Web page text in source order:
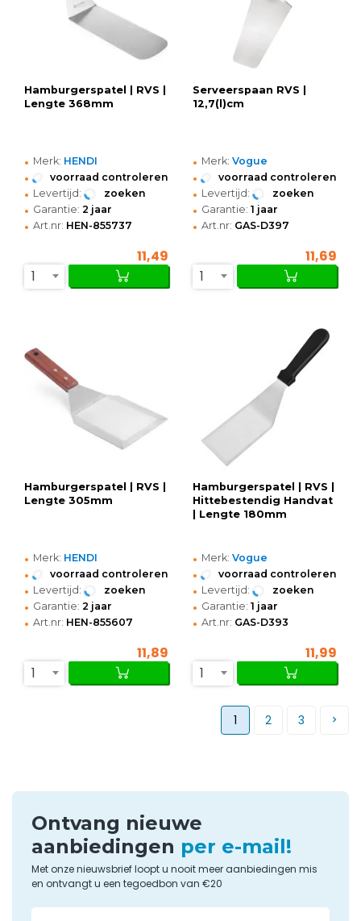
Hamburgerspatel | RVS |
Lengte 368mm
• Merk: HENDI
• voorraad controleren
• Levertijd: zoeken
• Garantie: 2 jaar
• Art.nr: HEN-855737
11,49
1
Serveerspaan RVS |
12,7(l)cm
• Merk: Vogue
• voorraad controleren
• Levertijd: zoeken
• Garantie: 1 jaar
• Art.nr: GAS-D397
11,69
1
Hamburgerspatel | RVS |
Lengte 305mm
• Merk: HENDI
• voorraad controleren
• Levertijd: zoeken
• Garantie: 2 jaar
• Art.nr: HEN-855607
11,89
1
Hamburgerspatel | RVS |
Hittebestendig Handvat
| Lengte 180mm
• Merk: Vogue
• voorraad controleren
• Levertijd: zoeken
• Garantie: 1 jaar
• Art.nr: GAS-D393
11,99
1
1 2 3
Ontvang nieuwe
aanbiedingen per e-mail!
Met onze nieuwsbrief loopt u nooit meer aanbiedingen mis
en ontvangt u een tegoedbon van €20